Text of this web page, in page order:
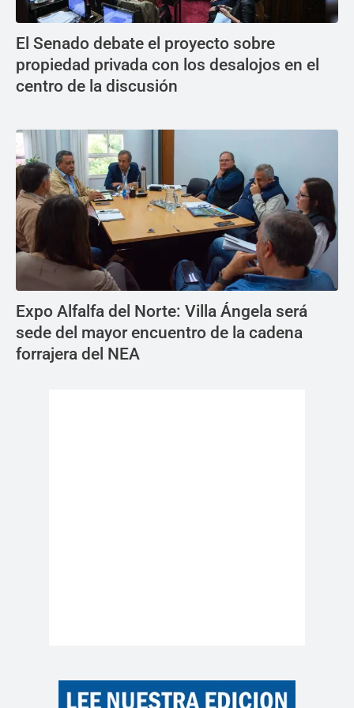
El Senado debate el proyecto sobre
propiedad privada con los desalojos en el
centro de la discusión
Expo Alfalfa del Norte: Villa Ángela será
sede del mayor encuentro de la cadena
forrajera del NEA